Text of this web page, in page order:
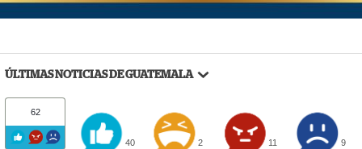
ÚLTIMAS NOTICIAS DE GUATEMALA
62
40 2 11 9